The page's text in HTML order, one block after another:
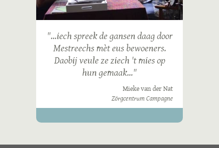
"...iech spreek de gansen daag door
Mestreechs mèt eus bewoeners.
Daobij veule ze ziech 't mies op
hun gemaak..."
Mieke van der Nat
Zörgcentrum Campagne